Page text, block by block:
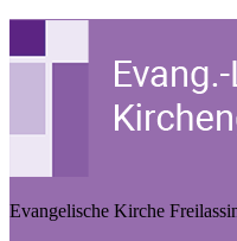
Evangelische Kirche